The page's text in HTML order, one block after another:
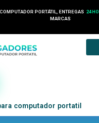
PORTÁTIL, ENTREGAS 24
MARCAS
computador portatil